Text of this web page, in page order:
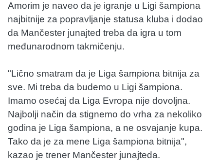
Amorim je naveo da je igranje u Ligi šampiona
najbitnije za popravljanje statusa kluba i dodao
da Mančester junajted treba da igra u tom
međunarodnom takmičenju.
"Lično smatram da je Liga šampiona bitnija za
sve. Mi treba da budemo u Ligi šampiona.
Imamo osećaj da Liga Evropa nije dovoljna.
Najbolji način da stignemo do vrha za nekoliko
godina je Liga šampiona, a ne osvajanje kupa.
Tako da je za mene Liga šampiona bitnija",
kazao je trener Mančester junajteda.